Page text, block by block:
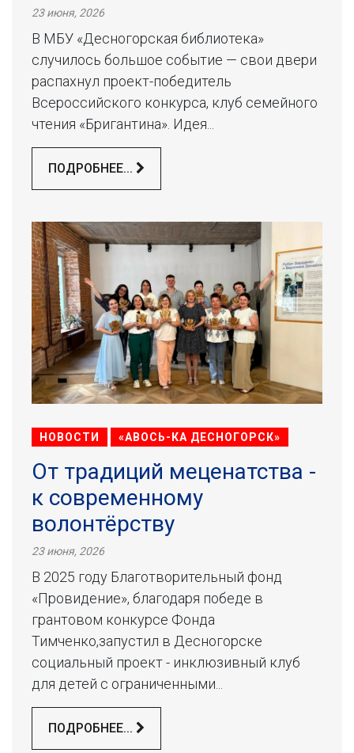
23 июня, 2026
В МБУ «Десногорская библиотека»
случилось большое событие — свои двери
распахнул проект-победитель
Всероссийского конкурса, клуб семейного
чтения «Бригантина». Идея...
ПОДРОБНЕЕ...
НОВОСТИ «АВОСЬ-КА ДЕСНОГОРСК»
От традиций меценатства -
к современному
волонтёрству
23 июня, 2026
В 2025 году Благотворительный фонд
«Провидение», благодаря победе в
грантовом конкурсе Фонда
Тимченко,запустил в Десногорске
социальный проект - инклюзивный клуб
для детей с ограниченными...
ПОДРОБНЕЕ...